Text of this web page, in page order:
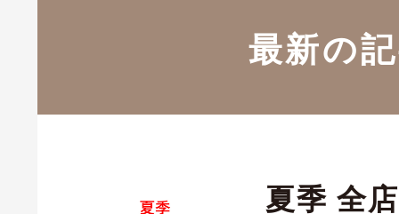
最新の
夏季 全